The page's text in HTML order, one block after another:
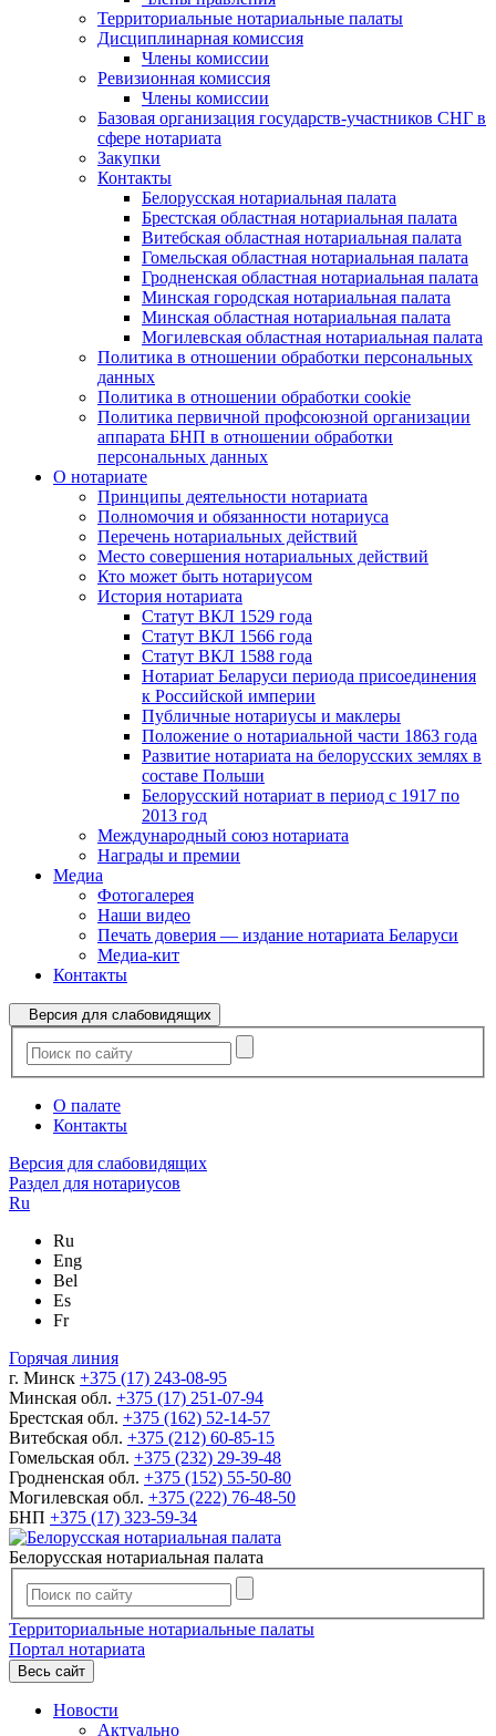
Территориальные нотариальные палаты
Дисциплинарная комиссия
Члены комиссии
Ревизионная комиссия
Члены комиссии
Базовая организация государств-участников СНГ в
сфере нотариата
Закупки
Контакты
Белорусская нотариальная палата
Брестская областная нотариальная палата
Витебская областная нотариальная палата
Гомельская областная нотариальная палата
Гродненская областная нотариальная палата
Минская городская нотариальная палата
Минская областная нотариальная палата
Могилевская областная нотариальная палата
Политика в отношении обработки персональных
данных
Политика в отношении обработки cookie
Политика первичной профсоюзной организации
аппарата БНП в отношении обработки
персональных данных
О нотариате
Принципы деятельности нотариата
Полномочия и обязанности нотариуса
Перечень нотариальных действий
Место совершения нотариальных действий
Кто может быть нотариусом
История нотариата
Статут ВКЛ 1529 года
Статут ВКЛ 1566 года
Статут ВКЛ 1588 года
Нотариат Беларуси периода присоединения
к Российской империи
Публичные нотариусы и маклеры
Положение о нотариальной части 1863 года
Развитие нотариата на белорусских землях в
составе Польши
Белорусский нотариат в период с 1917 по
2013 год
Международный союз нотариата
Награды и премии
Медиа
Фотогалерея
Наши видео
Печать доверия — издание нотариата Беларуси
Медиа-кит
Контакты
Версия для слабовидящих
О палате
Контакты
Версия для слабовидящих
Раздел для нотариусов
Ru
Ru
Eng
Bel
Es
Fr
Горячая линия
г. Минск +375 (17) 243-08-95
Минская обл. +375 (17) 251-07-94
Брестская обл. +375 (162) 52-14-57
Витебская обл. +375 (212) 60-85-15
Гомельская обл. +375 (232) 29-39-48
Гродненская обл. +375 (152) 55-50-80
Могилевская обл. +375 (222) 76-48-50
БНП +375 (17) 323-59-34
Белорусская нотариальная палата
Территориальные нотариальные палаты
Портал нотариата
Весь сайт
Новости
Актуально